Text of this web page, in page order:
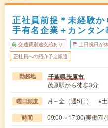
正社員前提＊未経験
手有名企業＋カンタン
交通費別途支給あり 土日祝日が
正社員への紹介予定派遣
勤務地 千葉県茂原市
茂原駅から徒歩3分
曜日頻度 月～金（週5日） ※土
時間 09:00～17:00(実働7